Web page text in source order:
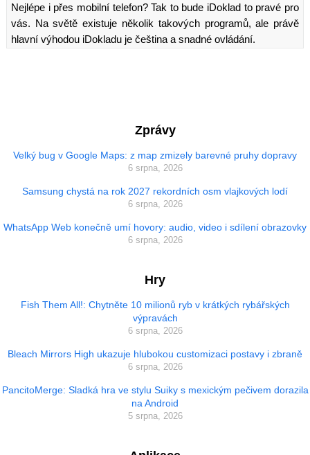
Nejlépe i přes mobilní telefon? Tak to bude iDoklad to pravé pro
vás. Na světě existuje několik takových programů, ale právě
hlavní výhodou iDokladu je čeština a snadné ovládání.
Zprávy
Velký bug v Google Maps: z map zmizely barevné pruhy dopravy
6 srpna, 2026
Samsung chystá na rok 2027 rekordních osm vlajkových lodí
6 srpna, 2026
WhatsApp Web konečně umí hovory: audio, video i sdílení obrazovky
6 srpna, 2026
Hry
Fish Them All!: Chytněte 10 milionů ryb v krátkých rybářských
výpravách
6 srpna, 2026
Bleach Mirrors High ukazuje hlubokou customizaci postavy i zbraně
6 srpna, 2026
PancitoMerge: Sladká hra ve stylu Suiky s mexickým pečivem dorazila
na Android
5 srpna, 2026